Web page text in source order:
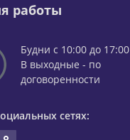
работы
Будни с 10:00 до 17:00
В выходные - по
договоренности
сетях: